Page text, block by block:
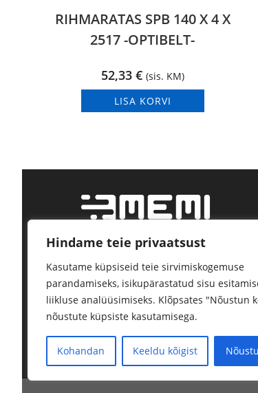
Hindame teie privaatsust
Kasutame küpsiseid teie sirvimiskogemuse
parandamiseks, isikupärastatud sisu
liikluse analüüsimiseks. Klõpsates "Nõustun
nõustute küpsiste kasutamisega.
Kohandan Keeldu kõigist
RIHMARATAS SPB 140 X 4 X
2517 -OPTIBELT-
52,33 € (sis. KM)
LISA KORVI
Kindel tarne, kõrge kvaliteet.